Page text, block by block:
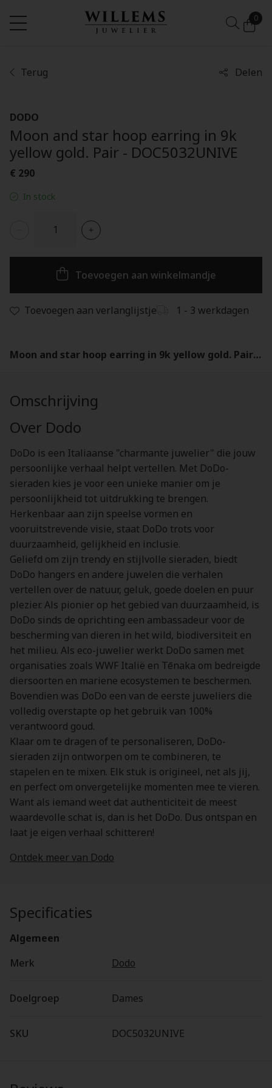
0
Terug Delen
DODO
Moon and star hoop earring in 9k
yellow gold. Pair - DOC5032UNIVE
€ 290
In stock
Toevoegen aan winkelmandje
Toevoegen aan verlanglijstje 1 - 3 werkdagen
Moon and star hoop earring in 9k yellow gold. Pair - DOC5032UNIVE
Omschrijving
Over Dodo
DoDo is een Italiaanse "charmante juwelier" die jouw
persoonlijke verhaal helpt vertellen. Met DoDo-
sieraden kies je voor een unieke manier om je
persoonlijkheid tot uitdrukking te brengen.
Herkenbaar aan zijn speelse vormen en
vooruitstrevende visie, staat DoDo trots voor
duurzaamheid, gelijkheid en inclusie.
Geliefd om zijn trendy en stijlvolle sieraden, biedt
DoDo hangers en andere juwelen die verhalen
vertellen over de natuur, geluk, goede doelen en puur
plezier. Als pionier op het gebied van duurzaamheid, is
DoDo sinds de oprichting een ambassadeur voor de
bescherming van dieren in het wild, biodiversiteit en
het milieu. Als eco-juwelier werkt DoDo samen met
organisaties zoals WWF Italië en Tēnaka om bedreigde
diersoorten en mariene ecosystemen te beschermen.
Bovendien was DoDo een van de eerste juweliers die
volledig overstapte op het gebruik van 100%
verantwoord goud.
Klaar om te dragen of te personaliseren, DoDo-
sieraden zijn ontworpen om te combineren, te
stapelen en te mixen. Elk stuk is origineel, net als jij,
en perfect om onvergetelijke momenten mee te vieren.
Want als iemand weet dat authenticiteit de meest
waardevolle schat is, dan is het DoDo. Dus ontspan en
laat je eigen verhaal schitteren!
Ontdek meer van Dodo
Specificaties
Algemeen
Merk
Dodo
Doelgroep Dames
SKU DOC5032UNIVE